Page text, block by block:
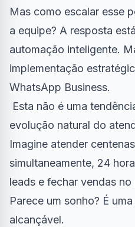
Mas como escalar esse
a equipe? A resposta
automação inteligente.
implementação
WhatsApp Business.
Esta não é uma
evolução natural do
Imagine atender
simultaneamente, 24
leads e fechar vendas
Parece um sonho? É
alcançável.